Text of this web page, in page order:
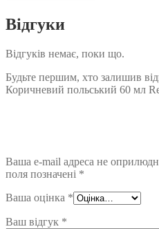
Відгуки
Відгуків немає, поки що.
Будьте першим, хто залишив
Коричневий польський 60 мл
Ваша e-mail адреса не
поля позначені *
Ваша оцінка *
Ваш відгук *